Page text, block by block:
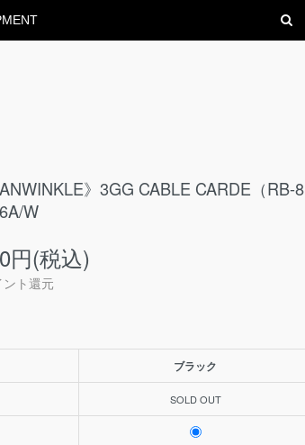
》3GG CABLE CARDE（RB-8
W
円(税込)
ト還元
ブラック
SOLD OUT